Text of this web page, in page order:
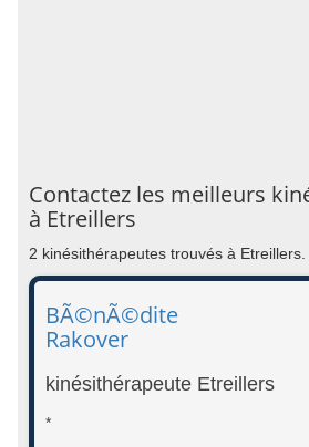
Contactez les meilleurs
à Etreillers
2 kinésithérapeutes trouvés à Etreillers.
BÃ©nÃ©dite
Rakover
kinésithérapeute Etreillers
*